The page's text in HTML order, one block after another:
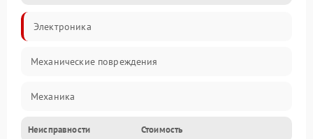
Электроника
Механические повреждения
Механика
Управление
Неисправности Стоимость